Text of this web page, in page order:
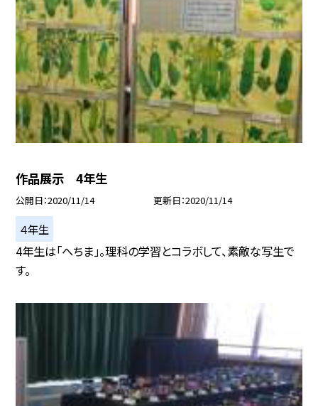
作品展示 4年生
公開日 2020/11/14 更新日 2020/11/14
４年生
4年生は「へちま」。理科の学習とコラボして、素敵な写生で
す。